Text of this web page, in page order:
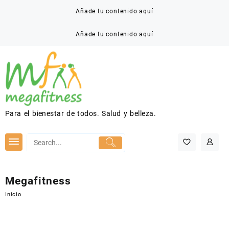
Añade tu contenido aquí
Añade tu contenido aquí
Para el bienestar de todos. Salud y belleza.
Megafitness
Inicio